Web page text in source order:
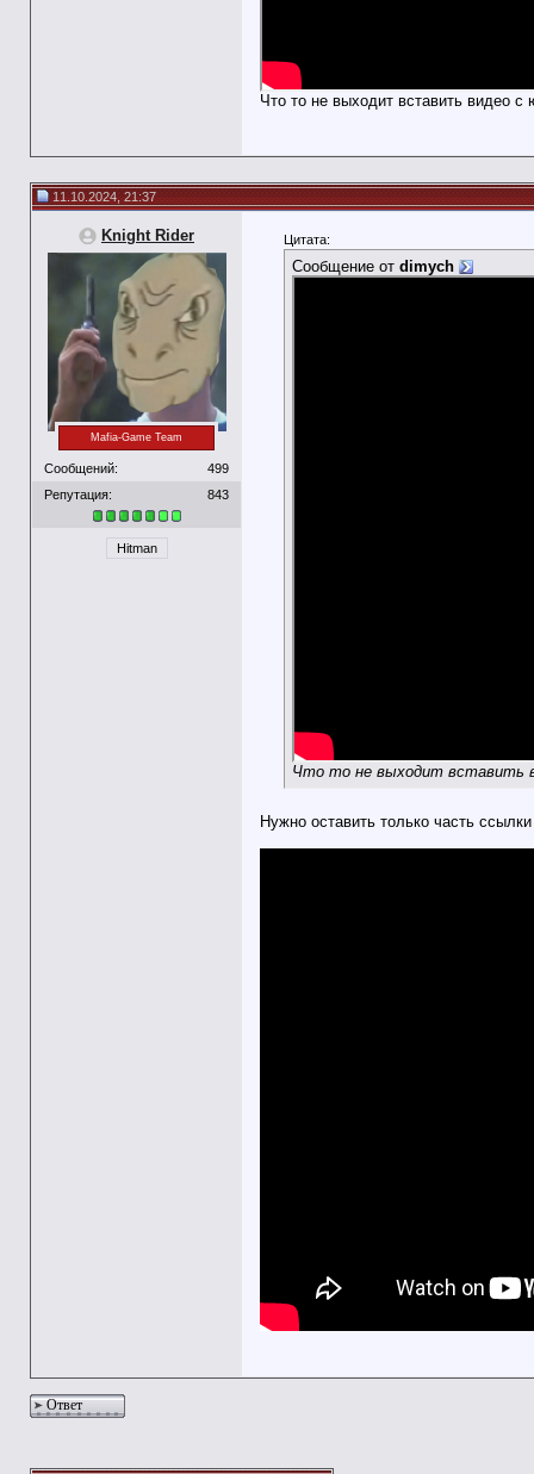
Что то не выходит вставить видео с
11.10.2024, 21:37
Knight Rider
Mafia-Game Team
Сообщений:
499
Репутация:
843
Hitman
Цитата:
Сообщение от dimych
Что то не выходит вставить
Нужно оставить только часть
Ответ